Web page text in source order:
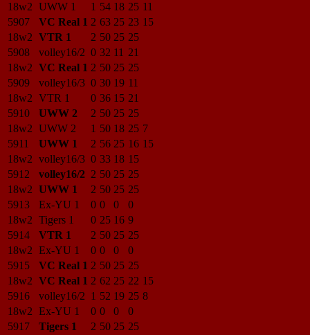
18w2 UWW 1 1 54 18 25 11
5907
VC Real 1 2 63 25 23 15
18w2 VTR 1 2 50 25 25
5908
volley16/2 0 32 11 21
18w2 VC Real 1 2 50 25 25
5909
volley16/3 0 30 19 11
18w2 VTR 1 0 36 15 21
5910
UWW 2 2 50 25 25
18w2 UWW 2 1 50 18 25 7
5911
UWW 1 2 56 25 16 15
18w2 volley16/3 0 33 18 15
5912
volley16/2 2 50 25 25
18w2 UWW 1 2 50 25 25
5913
Ex-YU 1 0 0 0
0
18w2 Tigers 1 0 25 16 9
5914
VTR 1 2 50 25 25
18w2 Ex-YU 1 0 0 0
0
5915
VC Real 1 2 50 25 25
18w2 VC Real 1 2 62 25 22 15
5916
volley16/2 1 52 19 25 8
18w2 Ex-YU 1 0 0 0
0
5917
Tigers 1 2 50 25 25